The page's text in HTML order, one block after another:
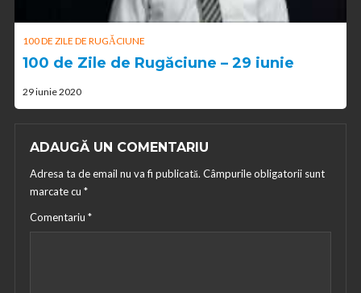
100 DE ZILE DE RUGĂCIUNE
100 de Zile de Rugăciune – 29 iunie
29 iunie 2020
ADAUGĂ UN COMENTARIU
Adresa ta de email nu va fi publicată. Câmpurile obligatorii sunt
marcate cu *
Comentariu *